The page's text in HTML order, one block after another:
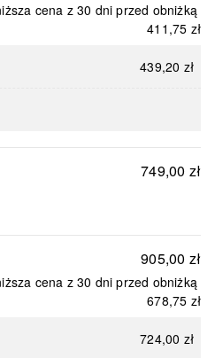
cena z 30 dni przed obniżką
411,75 zł
439,20 zł
749,00 zł
905,00 zł
cena z 30 dni przed obniżką
678,75 zł
724,00 zł